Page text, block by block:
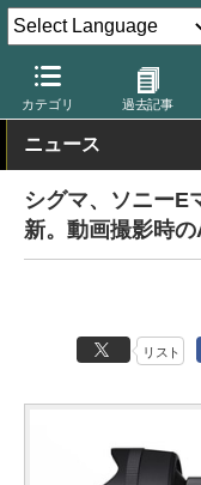
カテゴリ 過去記事
デジカメ Watch レンズ
ニュース
シグマ、ソニーE
新。動画撮影時
リスト